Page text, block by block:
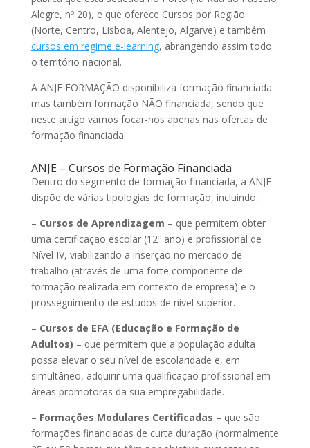
Alegre, nº 20), e que oferece Cursos por Região
(Norte, Centro, Lisboa, Alentejo, Algarve) e também
cursos em regime e-learning, abrangendo assim todo
o território nacional.
A ANJE FORMAÇÃO disponibiliza formação financiada
mas também formação NÃO financiada, sendo que
neste artigo vamos focar-nos apenas nas ofertas de
formação financiada.
ANJE – Cursos de Formação Financiada
Dentro do segmento de formação financiada, a ANJE
dispõe de várias tipologias de formação, incluindo:
– Cursos de Aprendizagem – que permitem obter
uma certificação escolar (12º ano) e profissional de
Nível IV, viabilizando a inserção no mercado de
trabalho (através de uma forte componente de
formação realizada em contexto de empresa) e o
prosseguimento de estudos de nível superior.
– Cursos de EFA (Educação e Formação de
Adultos) – que permitem que a população adulta
possa elevar o seu nível de escolaridade e, em
simultâneo, adquirir uma qualificação profissional em
áreas promotoras da sua empregabilidade.
– Formações Modulares Certificadas – que são
formações financiadas de curta duração (normalmente